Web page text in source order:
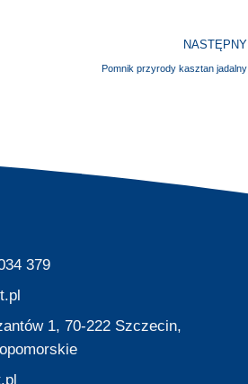
NASTĘPNY
Pomnik przyrody kasztan jadalny
379
1, 70-222 Szczecin,